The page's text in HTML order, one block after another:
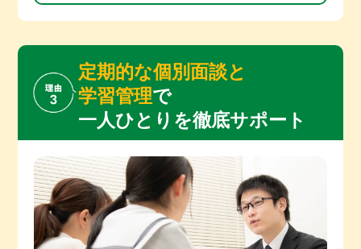
定期的な個別面談と
学習管理で
一人ひとりを徹底サポート